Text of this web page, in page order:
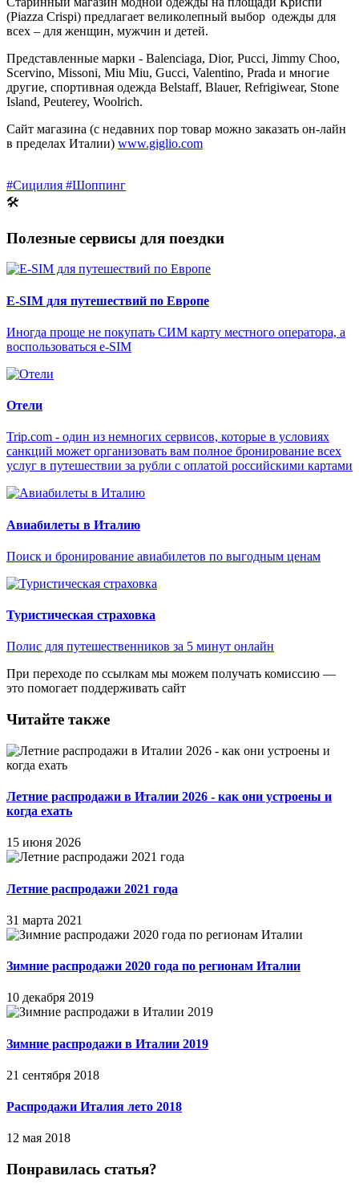
(Piazza Crispi) предлагает великолепный выбор одежды для
всех – для женщин, мужчин и детей.
Представленные марки - Balenciaga, Dior, Pucci, Jimmy Choo,
Scervino, Missoni, Miu Miu, Gucci, Valentino, Prada и многие
другие, спортивная одежда Belstaff, Blauer, Refrigiwear, Stone
Island, Peuterey, Woolrich.
Сайт магазина (с недавних пор товар можно заказать он-лайн
в пределах Италии) www.giglio.com
#Сицилия #Шоппинг
🛠
Полезные сервисы для поездки
E-SIM для путешествий по Европе
Иногда проще не покупать СИМ карту местного оператора, а
воспользоваться e-SIM
Отели
Trip.com - один из немногих сервисов, которые в условиях
санкций может организовать вам полное бронирование всех
услуг в путешествии за рубли с оплатой российскими картами
Авиабилеты в Италию
Поиск и бронирование авиабилетов по выгодным ценам
Туристическая страховка
Полис для путешественников за 5 минут онлайн
При переходе по ссылкам мы можем получать комиссию —
это помогает поддерживать сайт
Читайте также
Летние распродажи в Италии 2026 - как они устроены и
когда ехать
15 июня 2026
Летние распродажи 2021 года
31 марта 2021
Зимние распродажи 2020 года по регионам Италии
10 декабря 2019
Зимние распродажи в Италии 2019
21 сентября 2018
Распродажи Италия лето 2018
12 мая 2018
Понравилась статья?